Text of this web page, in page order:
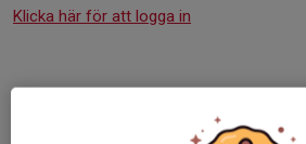
Klicka här för att logga in